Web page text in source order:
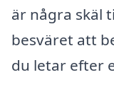
är några skäl
besväret att
du letar efter